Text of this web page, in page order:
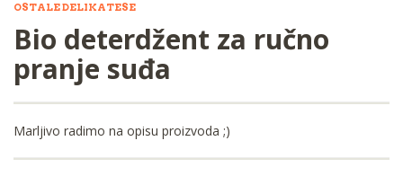
OSTALE DELIKATESE
Bio deterdžent za ručno
pranje suđa
Marljivo radimo na opisu proizvoda ;)